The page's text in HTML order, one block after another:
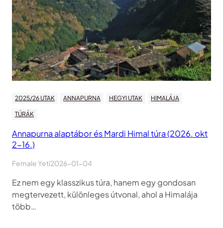
2025/26 UTAK ANNAPURNA HEGYI UTAK HIMALÁJA
TÚRÁK
Annapurna alaptábor és Mardi Himal túra (2026. okt
2-16.)
Female Yeti2026-01-04
Ez nem egy klasszikus túra, hanem egy gondosan
megtervezett, különleges útvonal, ahol a Himalája
több…